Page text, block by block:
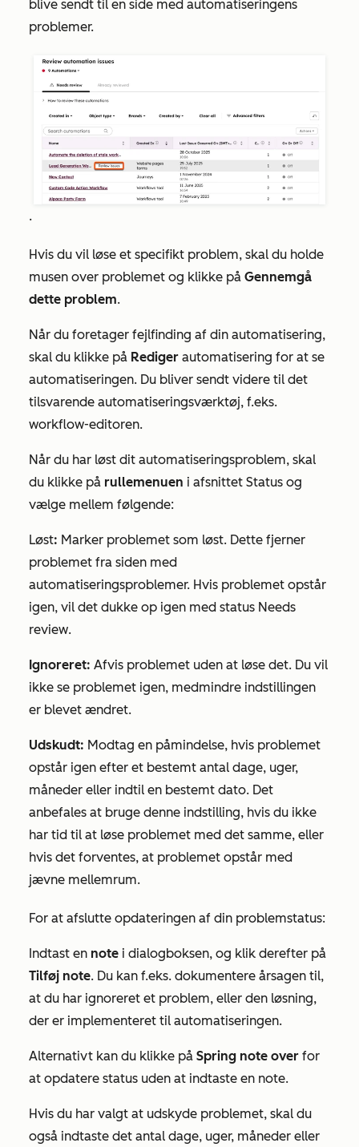
blive sendt til en side med automatiseringens
problemer.
.
Hvis du vil løse et specifikt problem, skal du holde
musen over problemet og klikke på Gennemgå
dette problem.
Når du foretager fejlfinding af din automatisering,
skal du klikke på Rediger automatisering for at se
automatiseringen. Du bliver sendt videre til det
tilsvarende automatiseringsværktøj, f.eks.
workflow-editoren.
Når du har løst dit automatiseringsproblem, skal
du klikke på rullemenuen i afsnittet Status og
vælge mellem følgende:
Løst: Marker problemet som løst. Dette fjerner
problemet fra siden med
automatiseringsproblemer. Hvis problemet opstår
igen, vil det dukke op igen med status Needs
review.
Ignoreret: Afvis problemet uden at løse det. Du vil
ikke se problemet igen, medmindre indstillingen
er blevet ændret.
Udskudt: Modtag en påmindelse, hvis problemet
opstår igen efter et bestemt antal dage, uger,
måneder eller indtil en bestemt dato. Det
anbefales at bruge denne indstilling, hvis du ikke
har tid til at løse problemet med det samme, eller
hvis det forventes, at problemet opstår med
jævne mellemrum.
For at afslutte opdateringen af din problemstatus:
Indtast en note i dialogboksen, og klik derefter på
Tilføj note. Du kan f.eks. dokumentere årsagen til,
at du har ignoreret et problem, eller den løsning,
der er implementeret til automatiseringen.
Alternativt kan du klikke på Spring note over for
at opdatere status uden at indtaste en note.
Hvis du har valgt at udskyde problemet, skal du
også indtaste det antal dage, uger, måneder eller